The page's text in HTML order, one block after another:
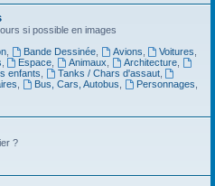
si possible en images
, Bande Dessinée, Avions Voitures
Espace Animaux Architecture
enfants Tanks / Chars d'assaut,
Bus, Cars, Autobus Personnages
?